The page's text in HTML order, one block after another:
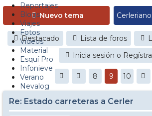
Reportajes
Blogs
Viajes
Fotos
Videos
Material
Esquí Pro
Infonieve
Verano
Nevalog
Nuevo tema
Destacado Lista de foros
Inicia sesión o
8 9 10
Re: Estado carreteras a Cerler